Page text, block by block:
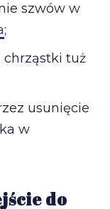
szwów w
;
chrząstki tuż
usunięcie
w
do